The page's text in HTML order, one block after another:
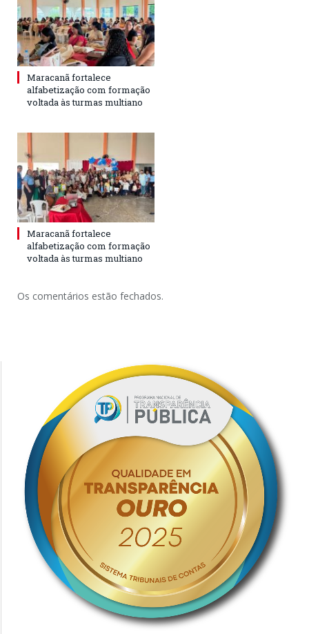
Maracanã fortalece
alfabetização com formação
voltada às turmas multiano
Maracanã fortalece
alfabetização com formação
voltada às turmas multiano
Os comentários estão fechados.